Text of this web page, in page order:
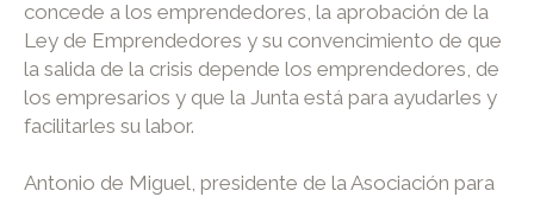
concede a los emprendedores, la aprobación de la
Ley de Emprendedores y su convencimiento de que
la salida de la crisis depende los emprendedores, de
los empresarios y que la Junta está para ayudarles y
facilitarles su labor.
Antonio de Miguel, presidente de la Asociación para